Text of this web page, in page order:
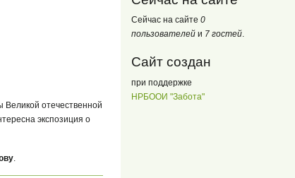
отечественной
экспозиция о
.
Сейчас на сайте 0
пользователей и 7 гостей
Сайт создан
при поддержке
НРБООИ "Забота"